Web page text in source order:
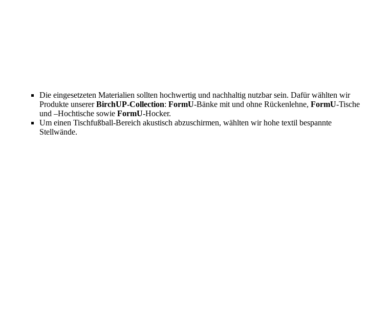
Die eingesetzeten Materialien sollten hochwertig und nachhaltig nutzbar sein. Dafür wählten wir
Produkte unsererBirchUP-Collection: FormU-Bänke mit und ohne Rückenlehne, FormU-Tische
und –Hochtische sowie FormU-Hocker.
Um einen Tischfußball-Bereich akustisch abzuschirmen, wählten wir hohe textil bespannte
Stellwände.